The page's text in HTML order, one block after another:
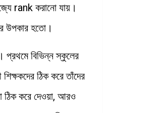
rank করানো যায়।
উপকার হতো।
প্রথমে বিভিন্ন স্কুলের
ঠিক করে তাঁদের
ঠিক করে দেওয়া, আরও